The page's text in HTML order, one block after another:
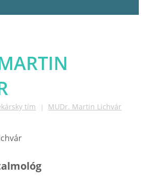
tím | MUDr. Martin Lichvár